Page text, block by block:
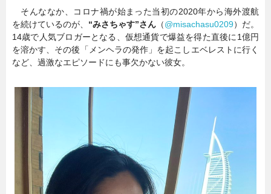
グルメ スキル
暮らし エンタメ
そんななか、コロナ禍が始まった当初の2020年から海外渡航
を続けているのが、 “みさちゃす”さん （@misachasu0209）だ。
14歳で人気ブロガーとなる、仮想通貨で爆益を得た直後に1億円
を溶かす、その後「メンヘラの発作」を起こしエベレストに行く
など、過激なエピソードにも事欠かない彼女。